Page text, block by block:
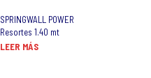
SPRINGWALL POWER
Resortes 1.40 mt
LEER MÁS